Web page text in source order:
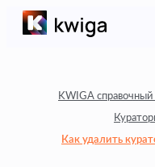
KWIGA
Как удалить